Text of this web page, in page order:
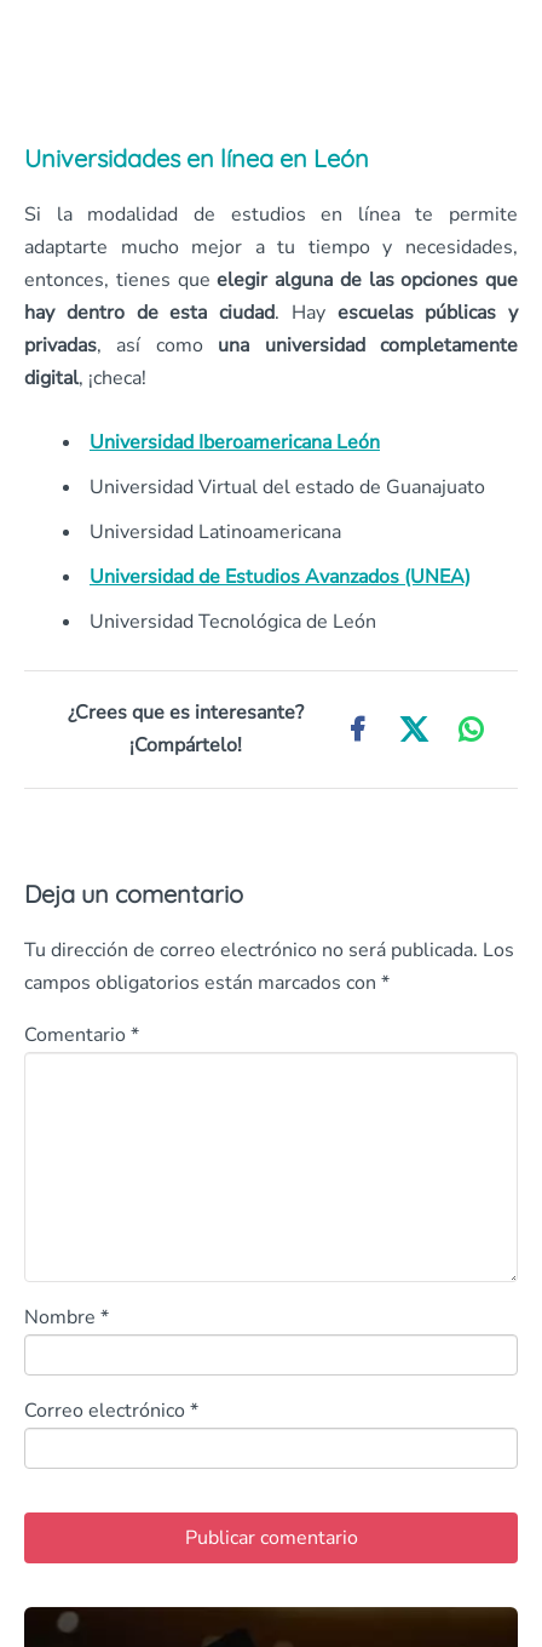
Universidades en línea en León
Si la modalidad de estudios en línea te permite
adaptarte mucho mejor a tu tiempo y necesidades,
entonces, tienes queelegir alguna de las opciones que
hay dentro de esta ciudad. Hay escuelas públicas y
privadas, así como una universidad completamente
digital, ¡checa!
Universidad Iberoamericana León
Universidad Virtual del estado de Guanajuato
Universidad Latinoamericana
Universidad de Estudios Avanzados (UNEA)
Universidad Tecnológica de León
¿Crees que es interesante?
¡Compártelo!
Deja un comentario
Tu dirección de correo electrónico no será publicada. Los
campos obligatorios están marcados con *
Comentario *
Nombre *
Correo electrónico *